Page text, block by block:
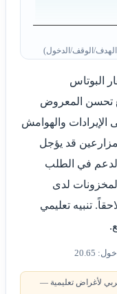
الوقف/الدخول)
البوتاس
تحسن المعروض
الإيرادات والهوامش
قد يؤجل
في الطلب
لدى
تنبيه تعليمي
20.65
لأغراض تعليمية —